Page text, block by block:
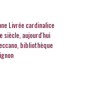
Livrée cardinalice
siècle, aujourd'hui
bibliothèque